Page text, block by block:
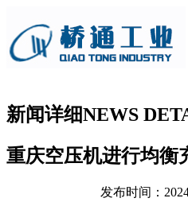
新闻详细NEWS
重庆空压机进行均衡
发布时间：